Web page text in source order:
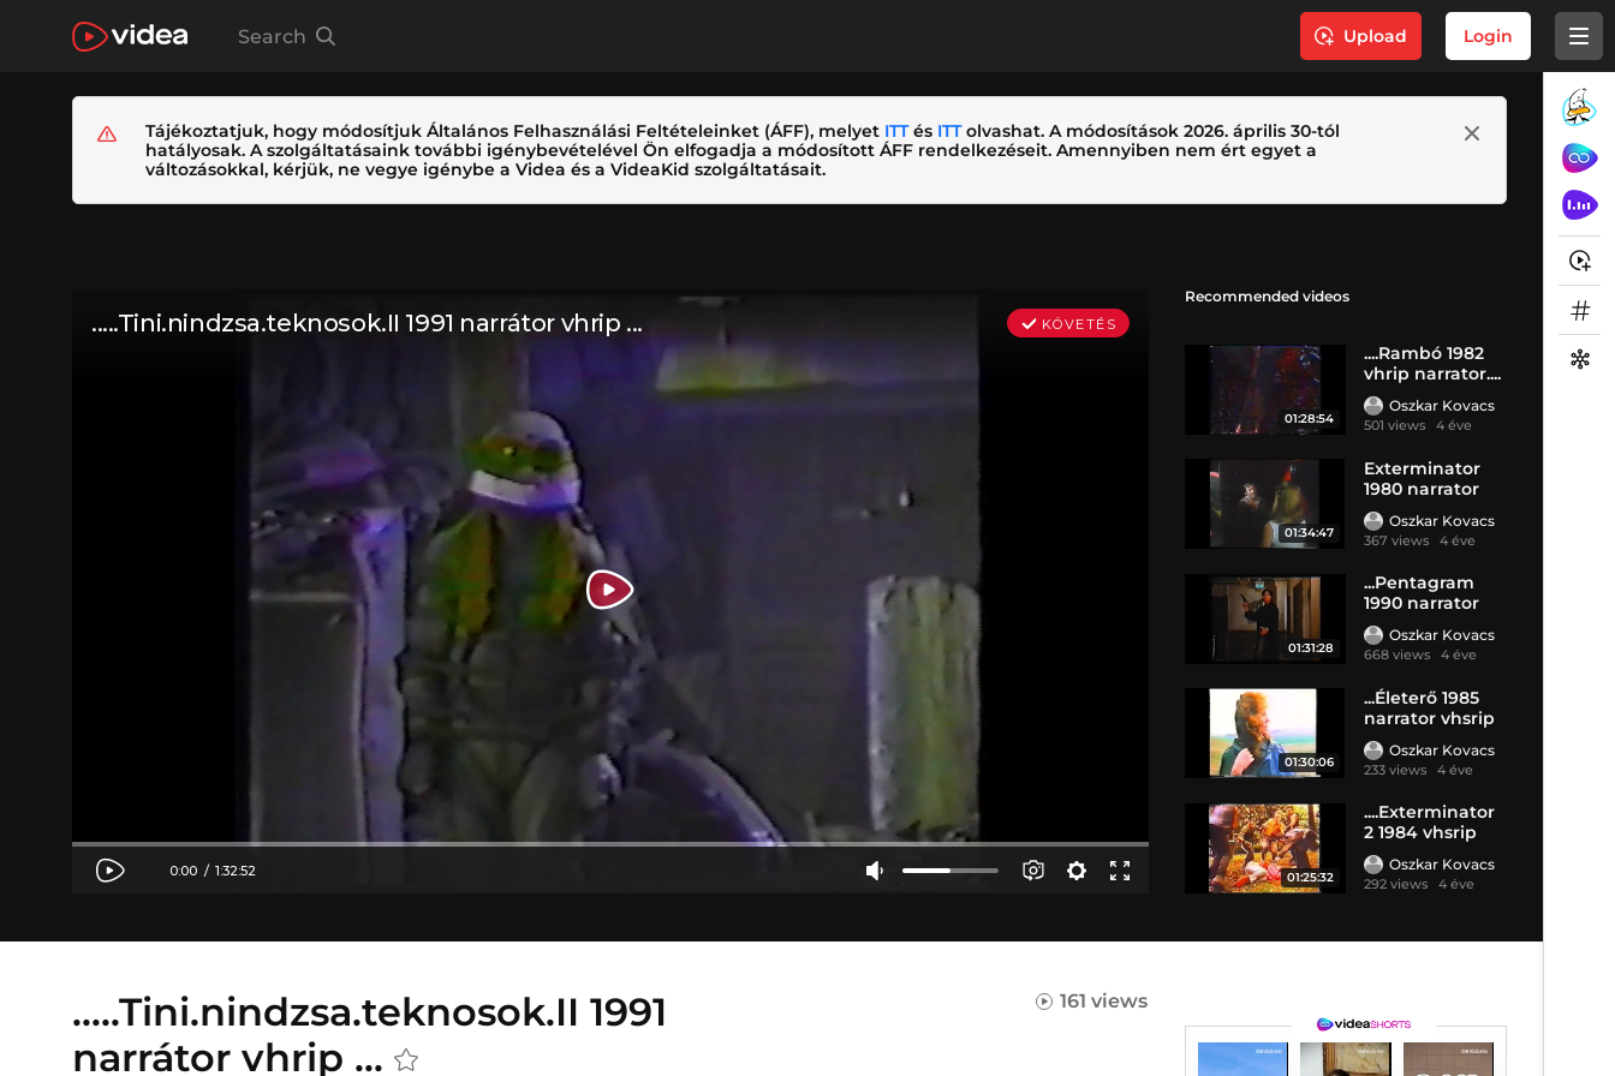
Search Upload Login
Tájékoztatjuk, hogy módosítjuk Általános Felhasználási Feltételeinket (ÁFF), melyet ITTés ITTolvashat. A módosítások 2026. április 30-tól
hatályosak. A szolgáltatásaink további igénybevételével Ön elfogadja a módosított ÁFF rendelkezéseit. Amennyiben nem ért egyet a
változásokkal, kérjük, ne vegye igénybe a Videa és a VideaKid szolgáltatásait.
Recommended videos
01:28:54
....Rambó 1982
vhrip narrator....
Oszkar Kovacs
501 views 4 éve
01:34:47
Exterminator
1980 narrator
vhsrip
Oszkar Kovacs
367 views 4 éve
01:31:28
...Pentagram
1990 narrator
vhsrip ... .
Oszkar Kovacs
668 views 4 éve
01:30:06
...Életerő 1985
narrator vhsrip
...
Oszkar Kovacs
233 views 4 éve
01:25:32
....Exterminator
2 1984 vhsrip
narrator..
Oszkar Kovacs
292 views 4 éve
.....Tini.nindzsa.teknosok.II 1991
narrátor vhrip ...
161 views